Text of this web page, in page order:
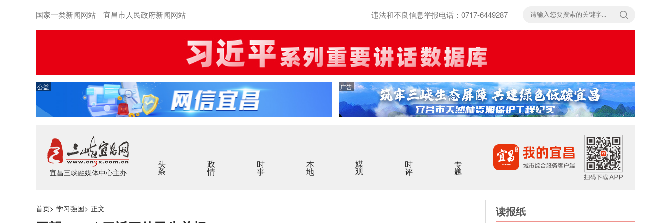
国家一类新闻网站 宜昌市人民政府新闻网站 违法和不良信息举报电话：0717-6449287
公益 广告
宜昌三峡融媒体中心主办
头条 政情 时事 本地 媒观 时评 专题
首页> 学习强国> 正文 读报纸